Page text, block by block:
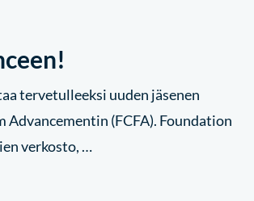
tervetulleeksi uuden jäsenen
(FCFA). Foundation
verkosto, …